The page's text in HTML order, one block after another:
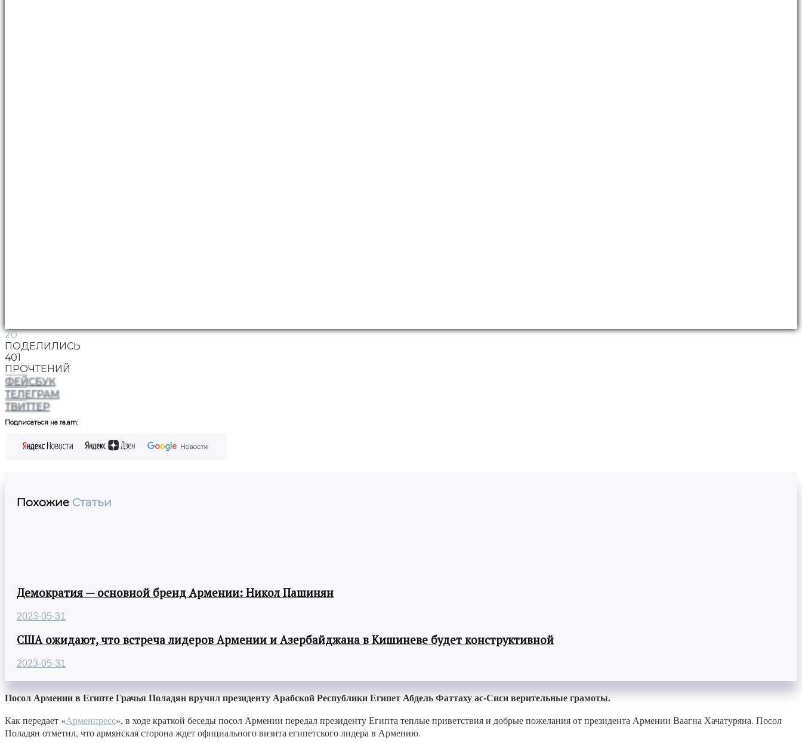
20
ПОДЕЛИЛИСЬ
401
ПРОЧТЕНИЙ
ФЕЙСБУК
ТЕЛЕГРАМ
ТВИТТЕР
Подписаться на ra.am:
Похожие Статьи
Демократия — основной бренд Армении: Никол Пашинян
2023-05-31
США ожидают, что встреча лидеров Армении и Азербайджана в Кишиневе будет конструктивной
2023-05-31
Посол Армении в Египте Грачья Поладян вручил президенту Арабской Республики Египет Абдель Фаттаху ас-Сиси верительные грамоты.
Как передает «Арменпресс», в ходе краткой беседы посол Армении передал президенту Египта теплые приветствия и добрые пожелания от президента Армении Ваагна Хачатуряна. Посол
Поладян отметил, что армянская сторона ждет официального визита египетского лидера в Армению.